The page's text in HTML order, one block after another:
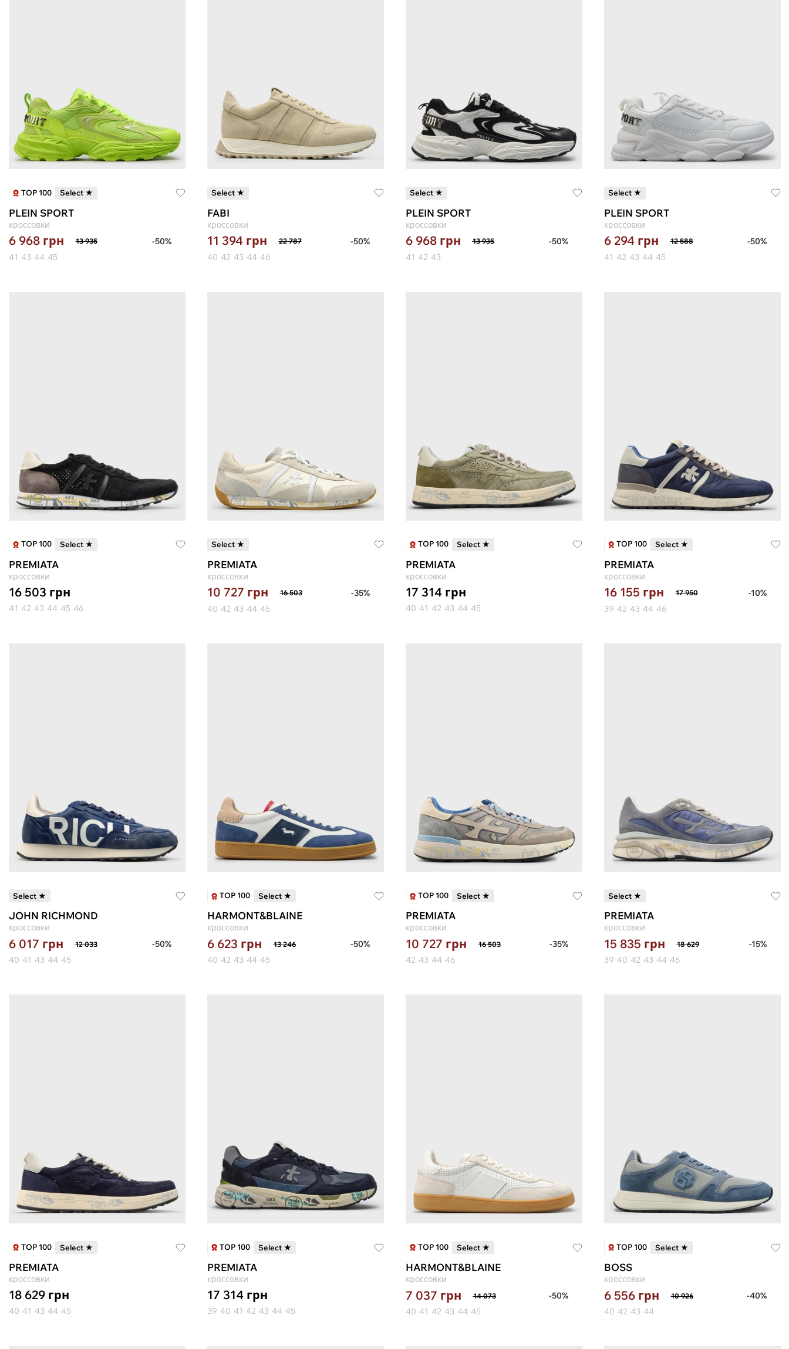
TOP 100 Select ★
PLEIN SPORT
кроссовки
6 968 грн 13 935
-50%
41 43 44 45
Select ★
FABI
кроссовки
11 394 грн 22 787
-50%
40 42 43 44 46
Select ★
PLEIN SPORT
кроссовки
6 968 грн 13 935
-50%
41 42 43
Select ★
PLEIN SPORT
кроссовки
6 294 грн 12 588
-50%
41 42 43 44 45
TOP 100 Select ★
PREMIATA
кроссовки
16 503 грн
41 42 43 44 45 46
Select ★
PREMIATA
кроссовки
10 727 грн 16 503
-35%
40 42 43 44 45
TOP 100 Select ★
PREMIATA
кроссовки
17 314 грн
40 41 42 43 44 45
TOP 100 Select ★
PREMIATA
кроссовки
16 155 грн 17 950
-10%
39 42 43 44 46
Select ★
JOHN RICHMOND
кроссовки
6 017 грн 12 033
-50%
40 41 43 44 45
TOP 100 Select ★
HARMONT&BLAINE
кроссовки
6 623 грн 13 246
-50%
40 42 43 44 45
TOP 100 Select ★
PREMIATA
кроссовки
10 727 грн 16 503
-35%
42 43 44 46
Select ★
PREMIATA
кроссовки
15 835 грн 18 629
-15%
39 40 42 43 44 46
TOP 100 Select ★
PREMIATA
кроссовки
18 629 грн
40 41 43 44 45
TOP 100 Select ★
PREMIATA
кроссовки
17 314 грн
39 40 41 42 43 44 45
TOP 100 Select ★
HARMONT&BLAINE
кроссовки
7 037 грн 14 073
-50%
40 41 42 43 44 45
TOP 100 Select ★
BOSS
кроссовки
6 556 грн 10 926
-40%
40 42 43 44